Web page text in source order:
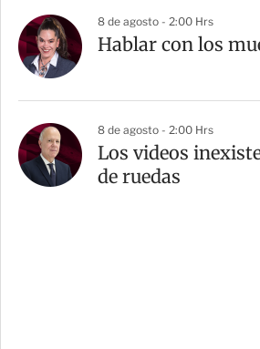
8 de agosto - 2:00 Hrs
Hablar con los
8 de agosto - 2:00 Hrs
Los videos
de ruedas